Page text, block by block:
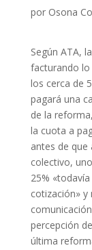
por Osona
Según ATA,
facturando lo
los cerca de
pagará una
de la
la cuota a
antes de que
colectivo,
25%
cotización» y
percepción
última